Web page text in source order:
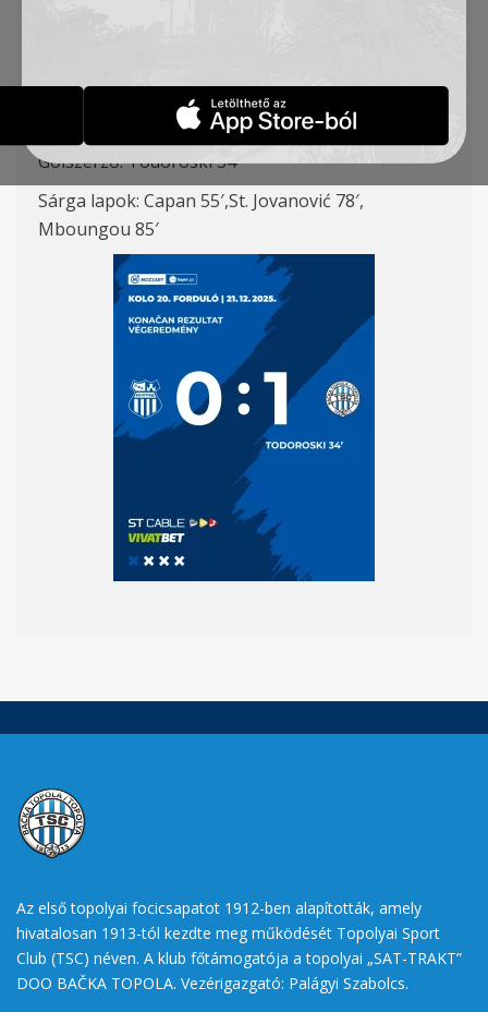
81′) – Savić (Jovičić 66′), Todoroski (Mboungou
82′), B. Petrović (Milosavić 90+4′)
Gólszerző: Todoroski 34′
Sárga lapok: Capan 55′,St. Jovanović 78′,
Mboungou 85′
Az első topolyai focicsapatot 1912-ben alapították, amely
hivatalosan 1913-tól kezdte meg működését Topolyai Sport
Club (TSC) néven. A klub főtámogatója a topolyai „SAT-TRAKT”
DOO BAČKA TOPOLA. Vezérigazgató: Palágyi Szabolcs.